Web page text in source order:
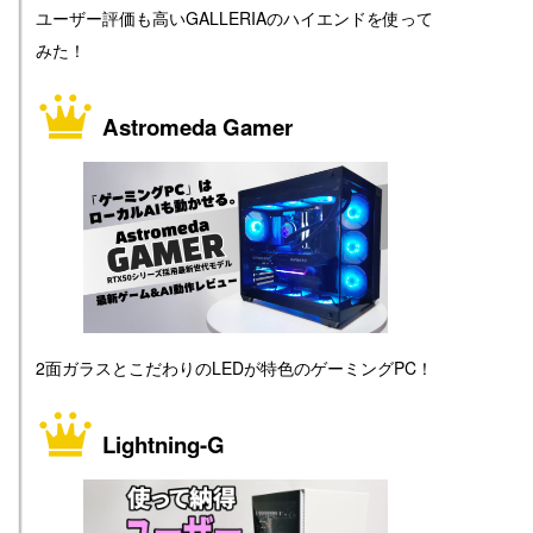
ユーザー評価も高いGALLERIAのハイエンドを使って
みた！
Astromeda Gamer
2面ガラスとこだわりのLEDが特色のゲーミングPC！
Lightning-G